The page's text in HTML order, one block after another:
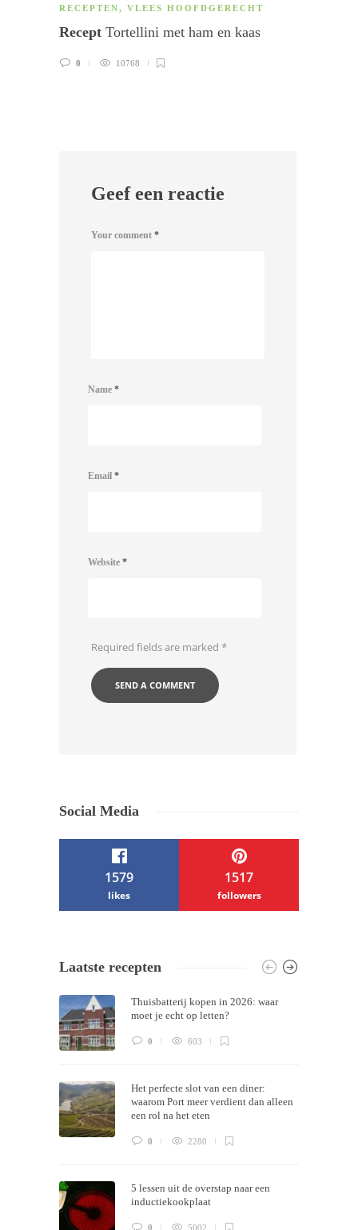
RECEPTEN, VLEES HOOFDGERECHT
Recept Tortellini met ham en kaas
0 10768
Geef een reactie
Your comment *
Name *
Email *
Website *
Required fields are marked *
Social Media
1579
likes
1517
followers
Themes bySilicon Themes . Join us right
now!
Laatste recepten
Thuisbatterij kopen in 2026: waar
moet je echt op letten?
0 603
Het perfecte slot van een diner:
waarom Port meer verdient dan alleen
een rol na het eten
0 2280
5 lessen uit de overstap naar een
inductiekookplaat
0 5002